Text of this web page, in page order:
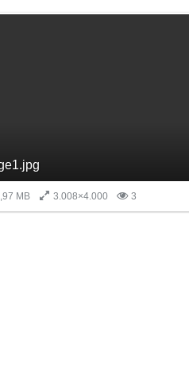
MB 3.008×4.000 3